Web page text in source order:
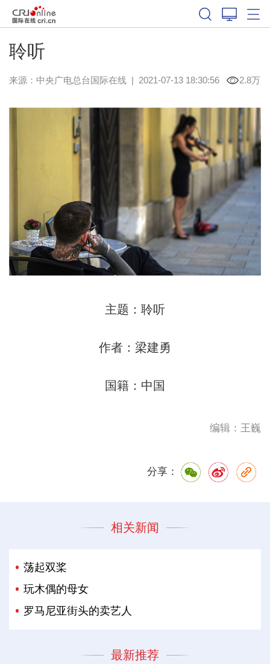
聆听
来源：中央广电总台国际在线| 2021-07-13 18:30:56 2.8万
主题：聆听
作者：梁建勇
国籍：中国
编辑：王巍
分享：
相关新闻
荡起双桨
玩木偶的母女
罗马尼亚街头的卖艺人
最新推荐